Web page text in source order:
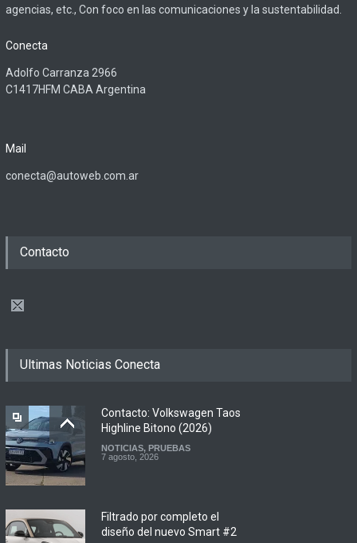
agencias, etc., Con foco en las comunicaciones y la sustentabilidad.
Conecta
Adolfo Carranza 2966
C1417HFM CABA Argentina
Mail
conecta@autoweb.com.ar
Contacto
Ultimas Noticias Conecta
Contacto: Volkswagen Taos
Highline Bitono (2026)
NOTICIAS, PRUEBAS
7 agosto, 2026
Filtrado por completo el
diseño del nuevo Smart #2